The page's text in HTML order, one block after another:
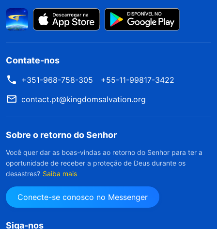
Contate-nos
+351-968-758-305
+55-11-99817-3422
contact.pt@kingdomsalvation.org
Sobre o retorno do Senhor
Você quer dar as boas-vindas ao retorno do Senhor para ter a
oportunidade de receber a proteção de Deus durante os
desastres? Saiba mais
Conecte-se conosco no Messenger
Siga-nos